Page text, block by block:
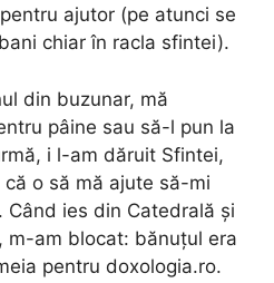
ajutor (pe atunci se
chiar în racla sfintei).
din buzunar, mă
pâine sau să-l pun la
i l-am dăruit Sfintei,
o să mă ajute să-mi
Când ies din Catedrală şi
m-am blocat: bănuţul era
pentru doxologia.ro.